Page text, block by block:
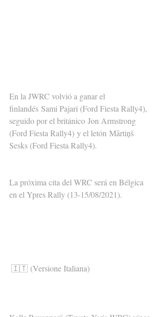
En la JWRC volvió a ganar el
finlandés Sami Pajari (Ford Fiesta Rally4),
seguido por el británico Jon Armstrong
(Ford Fiesta Rally4) y el letón Mārtiņš
Sesks (Ford Fiesta Rally4).
La próxima cita del WRC será en Bélgica
en el Ypres Rally (13-15/08/2021).
🇮🇹 (Versione Italiana)